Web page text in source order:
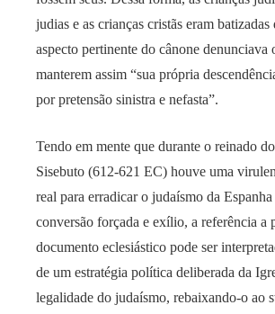
judias e as crianças cristãs eram batizadas
aspecto pertinente do cânone denunciava
manterem assim “sua própria
por pretensão sinistra e nefasta”.
Tendo em mente que durante o reinado
Sisebuto (612-621 EC) houve uma
real para erradicar o judaísmo da
conversão forçada e exílio, a referência a
documento eclesiástico pode ser
de um estratégia política deliberada da
legalidade do judaísmo, rebaixando-o ao